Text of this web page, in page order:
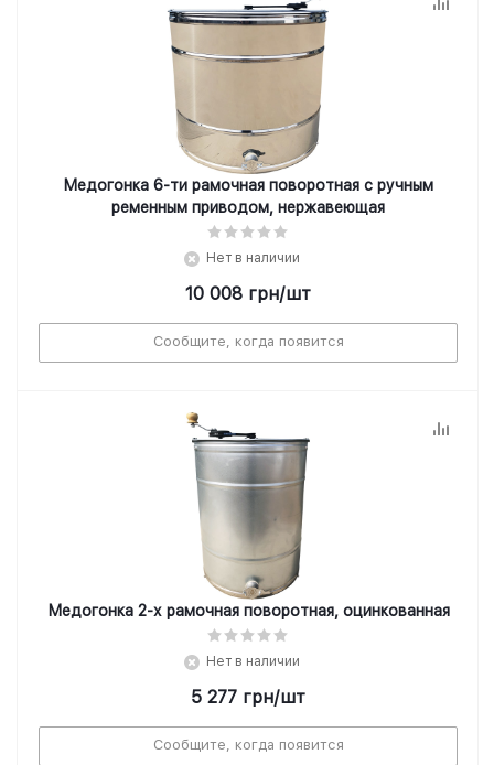
Медогонка 6-ти рамочная поворотная с ручным
ременным приводом, нержавеющая
Нет в наличии
10 008 грн/шт
Сообщите, когда появится
Медогонка 2-х рамочная поворотная, оцинкованная
Нет в наличии
5 277 грн/шт
Сообщите, когда появится